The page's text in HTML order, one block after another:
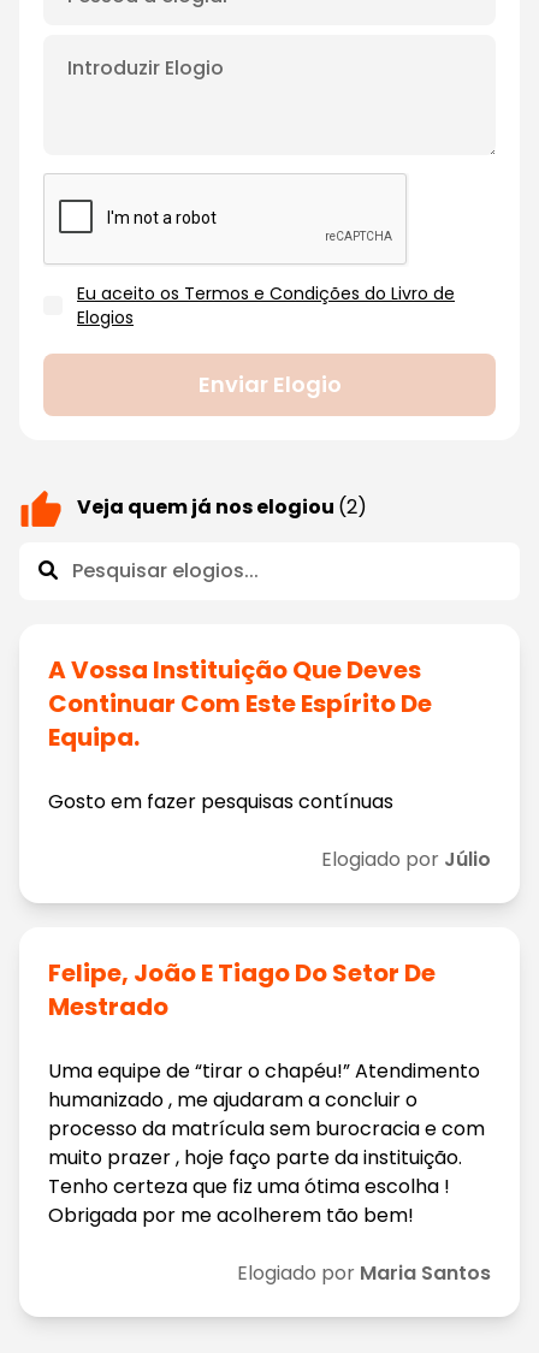
Veja quem já nos elogiou (2)
A Vossa Instituição Que Deves
Continuar Com Este Espírito De
Equipa.
Gosto em fazer pesquisas contínuas
Elogiado por Júlio
Felipe, João E Tiago Do Setor De
Mestrado
Uma equipe de “tirar o chapéu!” Atendimento
humanizado , me ajudaram a concluir o
processo da matrícula sem burocracia e com
muito prazer , hoje faço parte da instituição.
Tenho certeza que fiz uma ótima escolha !
Obrigada por me acolherem tão bem!
Elogiado por Maria Santos
Eu aceito os Termos e Condições do Livro de
Elogios
Enviar Elogio